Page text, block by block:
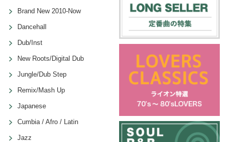
Brand New 2010-Now
Dancehall
Dub/Inst
New Roots/Digital Dub
Jungle/Dub Step
Remix/Mash Up
Japanese
Cumbia / Afro / Latin
Jazz